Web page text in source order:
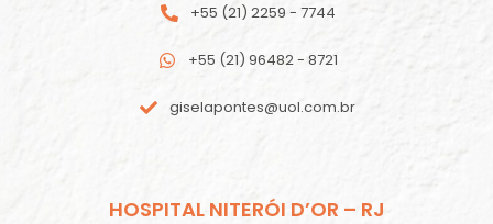
+55 (21) 2259 - 7744
+55 (21) 96482 - 8721
giselapontes@uol.com.br
HOSPITAL NITERÓI D’OR – RJ